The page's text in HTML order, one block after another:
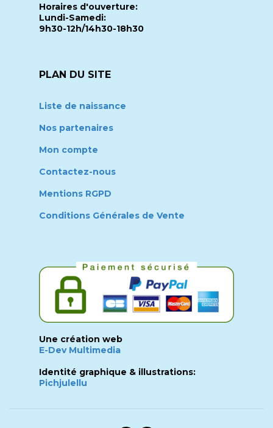
Horaires d'ouverture:
Lundi-Samedi:
9h30-12h/14h30-18h30
PLAN DU SITE
Liste de naissance
Nos partenaires
Mon compte
Contactez-nous
Mentions RGPD
Conditions Générales de Vente
Une création web
E-Dev Multimedia
Identité graphique & illustrations:
Pichjulellu